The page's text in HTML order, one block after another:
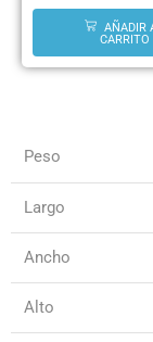
AÑADIR
CARRITO
Peso
Largo
Ancho
Alto